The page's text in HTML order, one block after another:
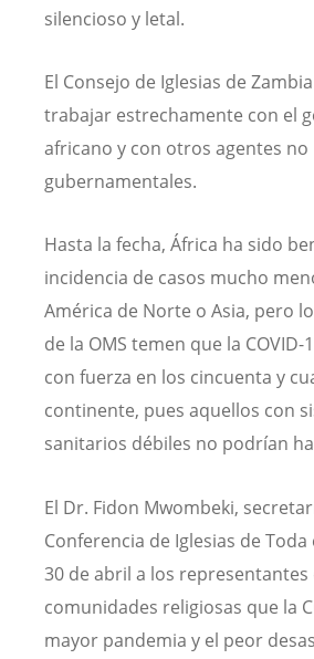
silencioso y letal.
El Consejo de Iglesias de
trabajar estrechamente con el
africano y con otros agentes no
gubernamentales.
Hasta la fecha, África ha sido
incidencia de casos mucho
América de Norte o Asia, pero
de la OMS temen que la
con fuerza en los cincuenta y
continente, pues aquellos con
sanitarios débiles no podrían
El Dr. Fidon Mwombeki,
Conferencia de Iglesias de
30 de abril a los representantes
comunidades religiosas que la
mayor pandemia y el peor